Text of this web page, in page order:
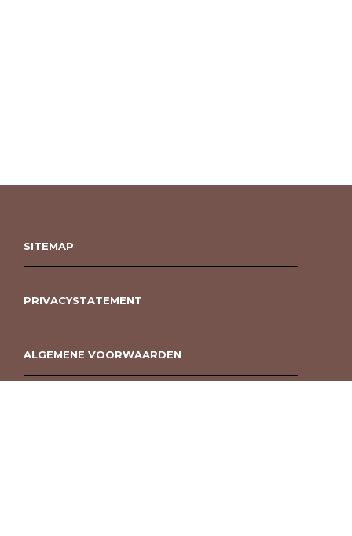
SITEMAP
PRIVACYSTATEMENT
ALGEMENE VOORWAARDEN